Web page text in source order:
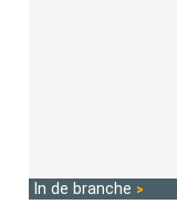
In de branche